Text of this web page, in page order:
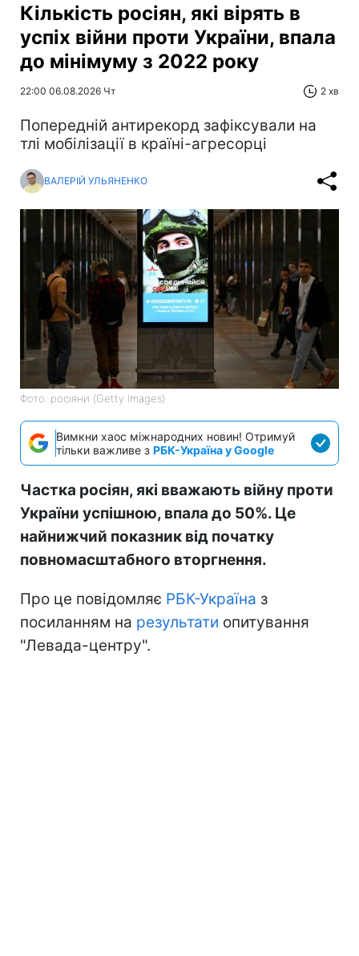
Кількість росіян, які вірять в
успіх війни проти України, впала
до мінімуму з 2022 року
22:00 06.08.2026 Чт 2 хв
Попередній антирекорд зафіксували на
тлі мобілізації в країні-агресорці
ВАЛЕРІЙ УЛЬЯНЕНКО
Фото: росіяни (Getty Images)
Вимкни хаос міжнародних новин! Отримуй
тільки важливе з РБК-Україна у Google
Частка росіян, які вважають війну проти
України успішною, впала до 50%. Це
найнижчий показник від початку
повномасштабного вторгнення.
Про це повідомляє РБК-Україна з
посиланням на результати опитування
"Левада-центру".